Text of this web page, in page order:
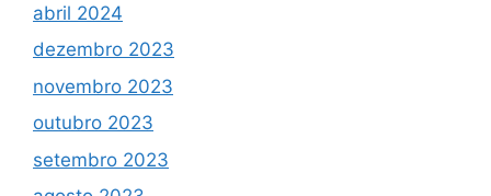
abril 2024
dezembro 2023
novembro 2023
outubro 2023
setembro 2023